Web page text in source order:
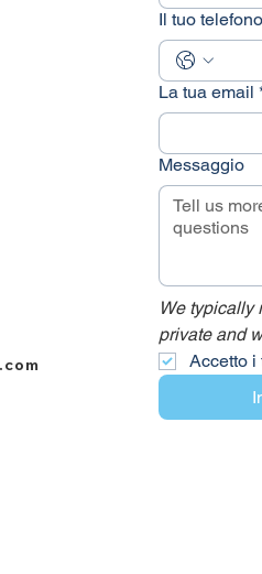
Il tuo telefono
La tua email
Messaggio
We typically
private and
Accetto i